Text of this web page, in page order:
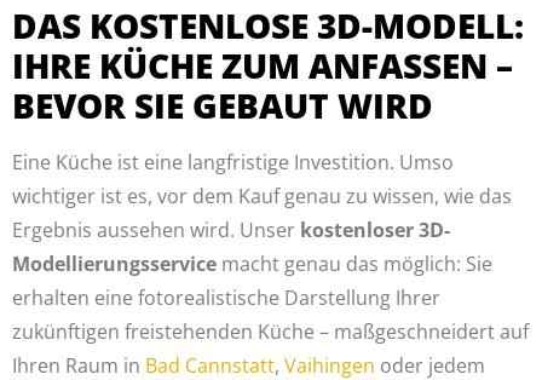
DAS KOSTENLOSE 3D-MODELL:
IHRE KÜCHE ZUM ANFASSEN –
BEVOR SIE GEBAUT WIRD
Eine Küche ist eine langfristige Investition. Umso
wichtiger ist es, vor dem Kauf genau zu wissen, wie das
Ergebnis aussehen wird. Unser kostenloser 3D-
Modellierungsservice macht genau das möglich: Sie
erhalten eine fotorealistische Darstellung Ihrer
zukünftigen freistehenden Küche – maßgeschneidert auf
Ihren Raum in Bad Cannstatt, Vaihingen oder jedem